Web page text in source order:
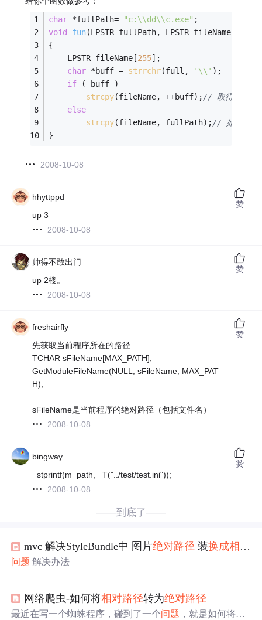
char *fullPath= "c:\\dd\\c.exe" ;
void
fun(LPSTR fullPath, LPSTR fileName)
{
	LPSTR fileName[
255];
char *buff = strrchr(full, '\\' );
if ( buff )
strcpy(fileName, ++buff);// 取得文件名
else
strcpy(fileName, fullPath);// 如果本来
}
2008-10-08
hhyttppd
up 3
2008-10-08
赞
帅得不敢出门
up 2楼。
2008-10-08
赞
freshairfly
先获取当前程序所在的路径
TCHAR sFileName[MAX_PATH];
GetModuleFileName(NULL, sFileName, MAX_PAT
H);
sFileName是当前程序的绝对路径（包括文件名）
2008-10-08
赞
bingway
_stprintf(m_path, _T("../test/test.ini"));
2008-10-08
赞
——到底了——
mvc 解决StyleBundle中 图片绝对路径 装换成相对路径
问题 解决办法
网络爬虫-如何将相对路径转为绝对路径
最近在写一个蜘蛛程序，碰到了一个问题 ，就是如何将页